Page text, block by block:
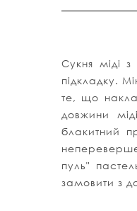
Сукня міді
підкладку.
те, що
довжини
блакитний
пуль"
замовити з